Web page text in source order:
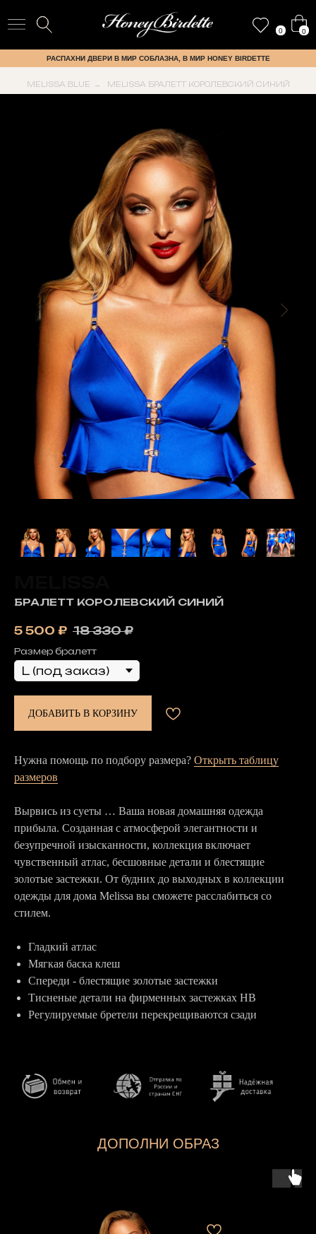
0 0
РАСПАХНИ ДВЕРИ В МИР СОБЛАЗНА, В МИР HONEY BIRDETTE
MELISSA BLUE → MELISSA БРАЛЕТТ КОРОЛЕВСКИЙ СИНИЙ
БРАЛЕТТ КОРОЛЕВСКИЙ СИНИЙ
5 500 ₽ 18 330 ₽
Размер бралетт
ДОБАВИТЬ В КОРЗИНУ
Нужна помощь по подбору размера? Открыть таблицу
размеров
Вырвись из суеты … Ваша новая домашняя одежда
прибыла. Созданная с атмосферой элегантности и
безупречной изысканности, коллекция включает
чувственный атлас, бесшовные детали и блестящие
золотые застежки. От будних до выходных в коллекции
одежды для дома Melissa вы сможете расслабиться со
стилем.
Гладкий атлас
Мягкая баска клеш
Спереди - блестящие золотые застежки
Тисненые детали на фирменных застежках HB
Регулируемые бретели перекрещиваются сзади
ДОПОЛНИ ОБРАЗ